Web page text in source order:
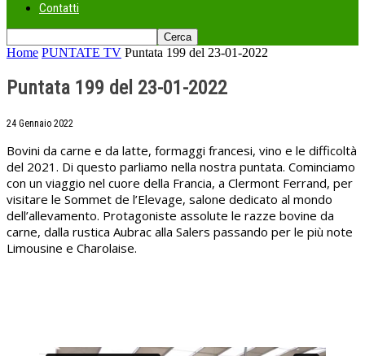
Contatti
Home PUNTATE TV Puntata 199 del 23-01-2022
Puntata 199 del 23-01-2022
24 Gennaio 2022
Bovini da carne e da latte, formaggi francesi, vino e le difficoltà
del 2021. Di questo parliamo nella nostra puntata. Cominciamo
con un viaggio nel cuore della Francia, a Clermont Ferrand, per
visitare le Sommet de l’Elevage, salone dedicato al mondo
dell’allevamento. Protagoniste assolute le razze bovine da
carne, dalla rustica Aubrac alla Salers passando per le più note
Limousine e Charolaise.